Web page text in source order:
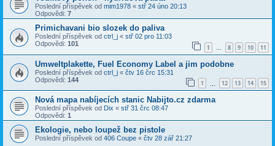
Poslední příspěvek od mim1978 « stř 24 úno 20:13
Odpovědi: 7
Primichavani bio slozek do paliva
Poslední příspěvek od ctrl_j « stř 02 pro 11:03
Odpovědi: 101 1 … 8 9 10 11
Umweltplakette, Fuel Economy Label a jim podobne
Poslední příspěvek od ctrl_j « čtv 16 črc 15:31
Odpovědi: 144 1 12 13 14 15
Nová mapa nabíjecích stanic Nabijto.cz zdarma
Poslední příspěvek od Dix « stř 31 črc 08:47
Odpovědi: 1
Ekologie, nebo loupež bez pistole
Poslední příspěvek od 406 Coupe « čtv 28 zář 21:27